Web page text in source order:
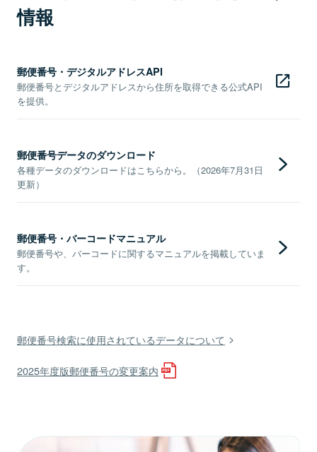
情報
郵便番号・デジタルアドレスAPI
郵便番号とデジタルアドレスから住所を取得できる公式API
を提供。
郵便番号データのダウンロード
各種データのダウンロードはこちらから。（2026年7月31日
更新）
郵便番号・バーコードマニュアル
郵便番号や、バーコードに関するマニュアルを掲載していま
す。
郵便番号検索に使用されているデータについて
2025年度版郵便番号の変更案内